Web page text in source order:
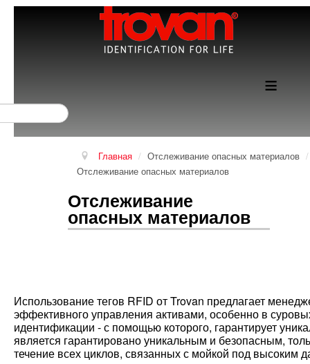
≡
Поиск...
Главная / Отслеживание опасных материалов /
Отслеживание опасных материалов
Отслеживание
опасных материалов
Использование тегов RFID от Trovan предлагает
эффективного управления активами, особенно в
идентификации - с помощью которого, гарантирует
является гарантировано уникальным и безопасным,
течение всех циклов, связанных с мойкой под высоким